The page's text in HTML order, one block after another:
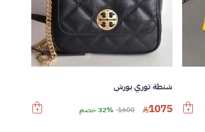
شنطة توري بورش
1075
1600 32% خصم